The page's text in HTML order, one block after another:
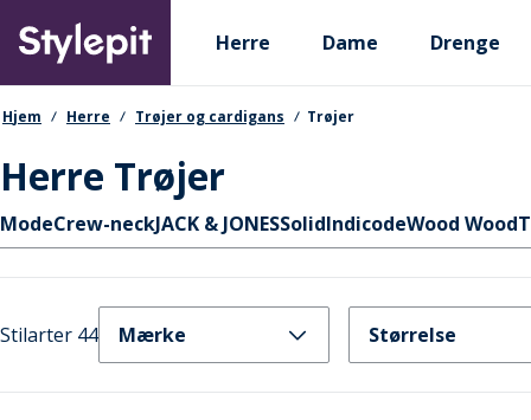
main
content
Primary departments
Herre Dame Drenge
navigationssti
Hjem Herre Trøjer og cardigans Trøjer
Herre Trøjer
Hurtige links
ModeCrew-neckJACK & JONESSolidIndicodeWood Wood
Stilarter 44 Mærke Størrelse